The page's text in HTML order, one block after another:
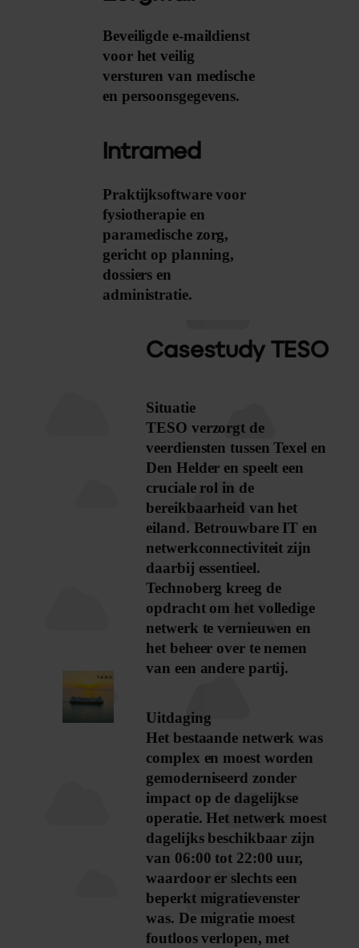
Beveiligde e-maildienst
voor het veilig
versturen van medische
en persoonsgegevens.
Intramed
Praktijksoftware voor
fysiotherapie en
paramedische zorg,
gericht op planning,
dossiers en
administratie.
Casestudy TESO
Situatie
TESO verzorgt de
veerdiensten tussen Texel en
Den Helder en speelt een
cruciale rol in de
bereikbaarheid van het
eiland. Betrouwbare IT en
netwerkconnectiviteit zijn
daarbij essentieel.
Technoberg kreeg de
opdracht om het volledige
netwerk te vernieuwen en
het beheer over te nemen
van een andere partij.
Uitdaging
Het bestaande netwerk was
complex en moest worden
gemoderniseerd zonder
impact op de dagelijkse
operatie. Het netwerk moest
dagelijks beschikbaar zijn
van 06:00 tot 22:00 uur,
waardoor er slechts een
beperkt migratievenster
was. De migratie moest
foutloos verlopen, met